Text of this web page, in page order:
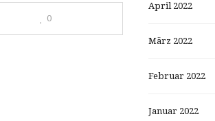
0
April 2022
März 2022
Februar 2022
Januar 2022